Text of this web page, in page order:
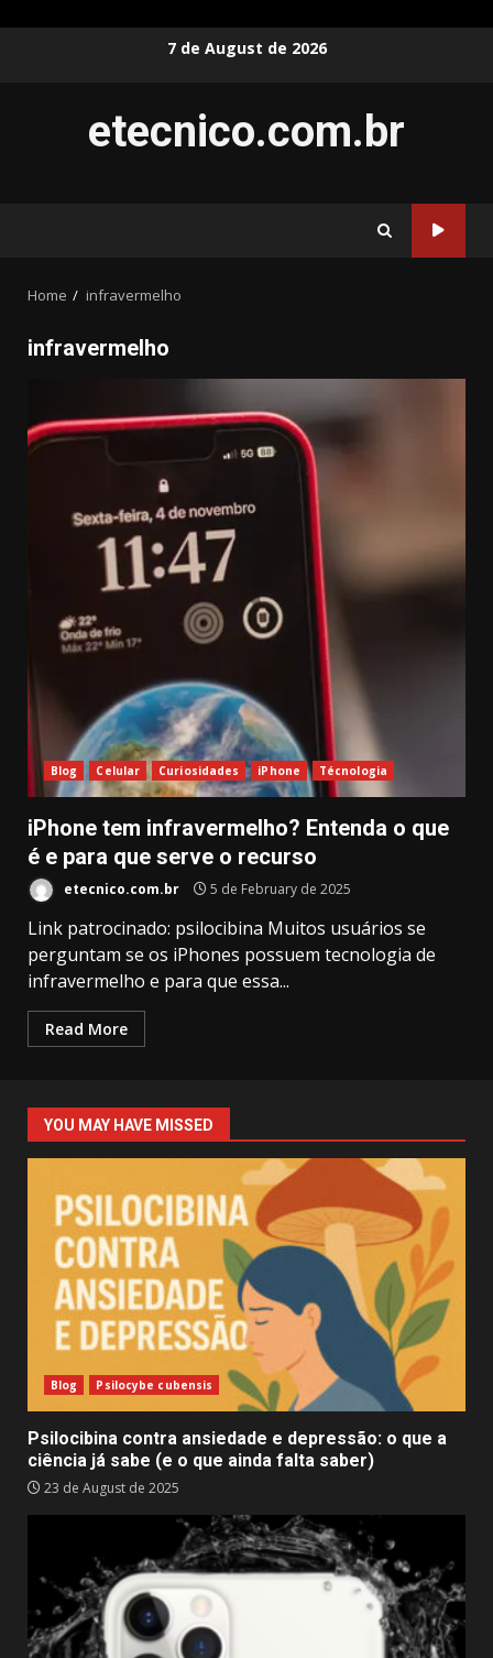
7 de August de 2026
etecnico.com.br
Home infravermelho
infravermelho
Blog Celular Curiosidades iPhone Técnologia
iPhone tem infravermelho? Entenda o que
é e para que serve o recurso
etecnico.com.br 5 de February de 2025
Link patrocinado: psilocibina Muitos usuários se
perguntam se os iPhones possuem tecnologia de
infravermelho e para que essa...
Read More
YOU MAY HAVE MISSED
Blog Psilocybe cubensis
Psilocibina contra ansiedade e depressão: o que a
ciência já sabe (e o que ainda falta saber)
23 de August de 2025